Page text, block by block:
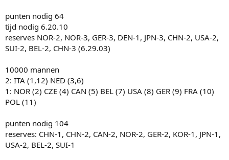
punten nodig 64
tijd nodig 6.20.10
reserves NOR-2, NOR-3, GER-3, DEN-1, JPN-3, CHN-2, USA-2,
SUI-2, BEL-2, CHN-3 (6.29.03)
10000 mannen
2: ITA (1,12) NED (3,6)
1: NOR (2) CZE (4) CAN (5) BEL (7) USA (8) GER (9) FRA (10)
POL (11)
punten nodig 104
reserves: CHN-1, CHN-2, CAN-2, NOR-2, GER-2, KOR-1, JPN-1,
USA-2, BEL-2, SUI-1